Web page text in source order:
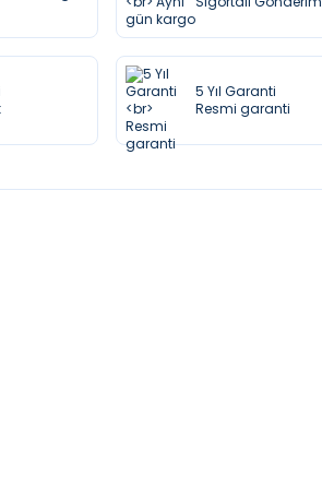
5 Yıl Garanti
Resmi garanti